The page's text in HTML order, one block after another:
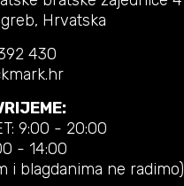
Hrvatska
430
9:00 - 20:00
- 14:00
i blagdanima ne radimo)